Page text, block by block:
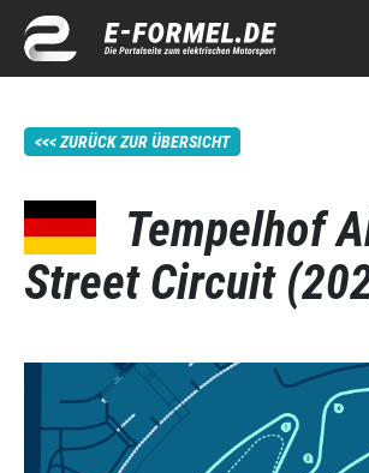
ZURÜCK ZUR ÜBERSICHT
Tempelhof
Street Circuit